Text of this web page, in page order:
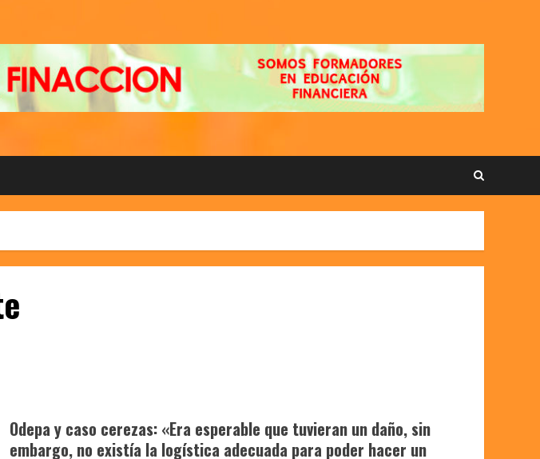
Odepa y caso cerezas: «Era esperable que tuvieran un daño, sin
embargo, no existía la logística adecuada para poder hacer un